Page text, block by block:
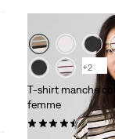
+2
T-shirt manche
femme
(61)